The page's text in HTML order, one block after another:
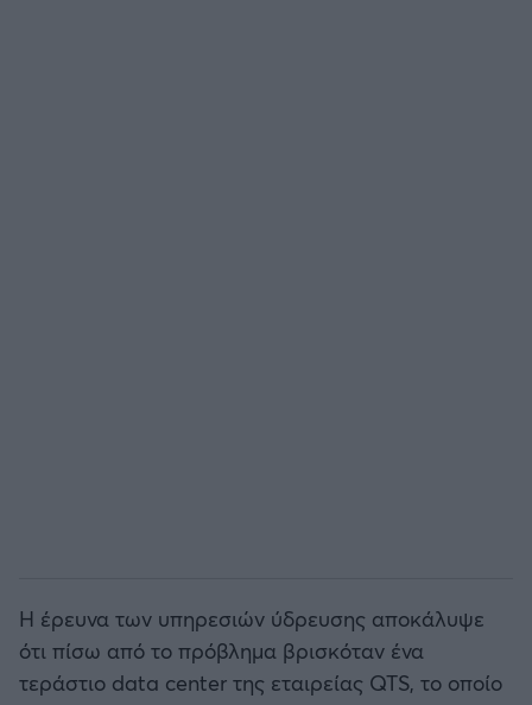
Η έρευνα των υπηρεσιών ύδρευσης αποκάλυψε
ότι πίσω από το πρόβλημα βρισκόταν ένα
τεράστιο data center της εταιρείας QTS, το οποίο